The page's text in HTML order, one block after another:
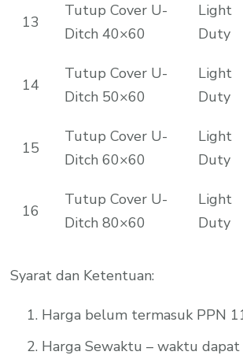
13
Tutup Cover U-
Ditch 40×60
Light
Duty
14
Tutup Cover U-
Ditch 50×60
Light
Duty
15
Tutup Cover U-
Ditch 60×60
Light
Duty
16
Tutup Cover U-
Ditch 80×60
Light
Duty
Syarat dan Ketentuan:
Harga belum termasuk PPN
Harga Sewaktu – waktu dapat